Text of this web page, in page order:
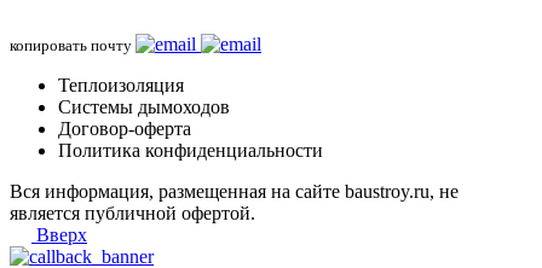
копировать почту
Теплоизоляция
Системы дымоходов
Договор-оферта
Политика конфиденциальности
Вся информация, размещенная на сайте baustroy.ru, не
является публичной офертой.
Вверх